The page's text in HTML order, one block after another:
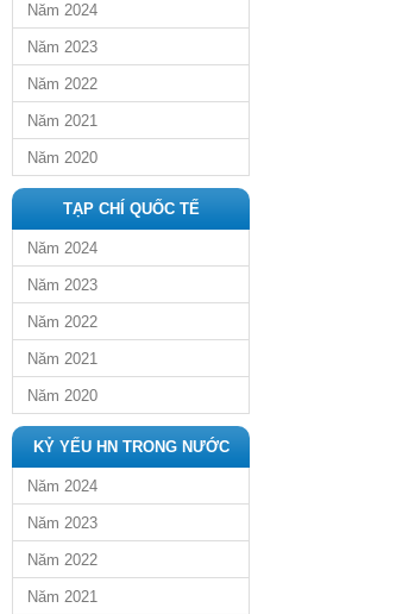
Năm 2024
Năm 2023
Năm 2022
Năm 2021
Năm 2020
TẠP CHÍ QUỐC TẾ
Năm 2024
Năm 2023
Năm 2022
Năm 2021
Năm 2020
KỶ YẾU HN TRONG NƯỚC
Năm 2024
Năm 2023
Năm 2022
Năm 2021